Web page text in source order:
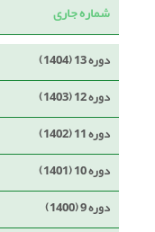
شماره جاری
دوره 13 (1404)
دوره 12 (1403)
دوره 11 (1402)
دوره 10 (1401)
دوره 9 (1400)